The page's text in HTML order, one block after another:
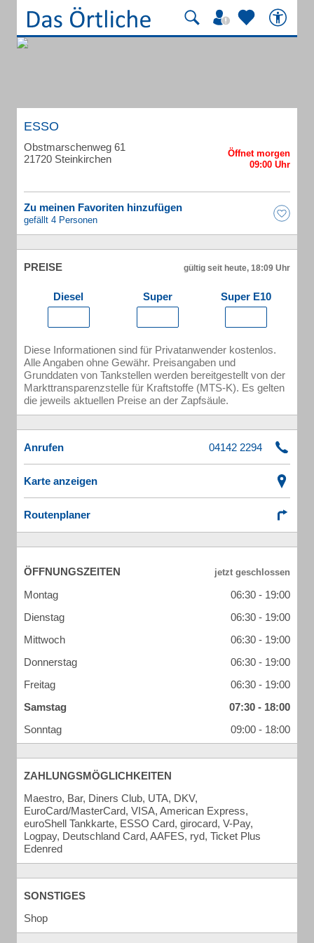
ESSO
Obstmarschenweg 61
21720 Steinkirchen
Zu meinen Favoriten hinzufügen
gefällt 4 Personen
PREISE gültig seit heute, 18:09 Uhr
Diesel Super Super E10
Diese Informationen sind für Privatanwender kostenlos.
Alle Angaben ohne Gewähr. Preisangaben und
Grunddaten von Tankstellen werden bereitgestellt von der
Markttransparenzstelle für Kraftstoffe (MTS-K). Es gelten
die jeweils aktuellen Preise an der Zapfsäule.
Anrufen
Karte anzeigen
Routenplaner
ÖFFNUNGSZEITEN
Montag
06:30 - 19:00
Dienstag
06:30 - 19:00
Mittwoch
06:30 - 19:00
Donnerstag
06:30 - 19:00
Freitag
06:30 - 19:00
Samstag
07:30 - 18:00
Sonntag
09:00 - 18:00
ZAHLUNGSMÖGLICHKEITEN
Maestro, Bar, Diners Club, UTA, DKV,
EuroCard/MasterCard, VISA, American Express,
euroShell Tankkarte, ESSO Card, girocard, V-Pay,
Logpay, Deutschland Card, AAFES, ryd, Ticket Plus
Edenred
SONSTIGES
Shop